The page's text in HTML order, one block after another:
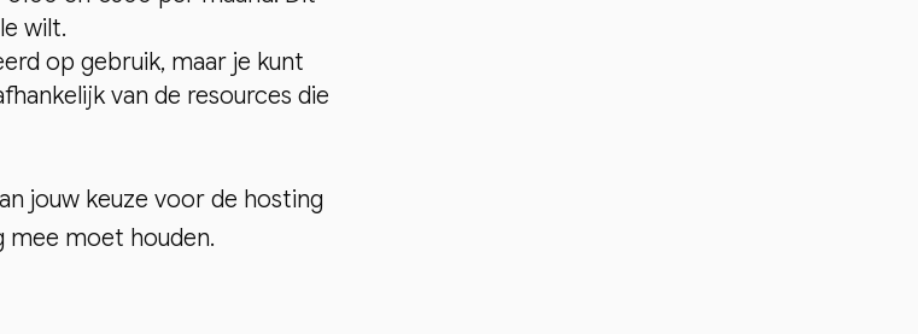
wilt.
op gebruik, maar je kunt
van de resources die
jouw keuze voor de hosting
mee moet houden.